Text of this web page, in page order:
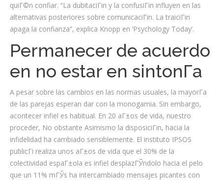
quiГ©n confiar. “La dubitaciГіn y la confusiГіn influyen en las
alternativas posteriores sobre comunicaciГіn. La traiciГіn
apaga la confianza”, explica Knopp en ‘Psychology Today’.
Permanecer de acuerdo
en no estar en sintonГ­a
A pesar sobre las cambios en las normas usuales, la mayorГ­a
de las parejas esperan dar con la monogamia. Sin embargo,
acontecer infiel es habitual. En 20 aГ±os de vida, nuestro
proceder, No obstante Asimismo la disposiciГіn, hacia la
infidelidad ha cambiado sensiblemente. El instituto IPSOS
publicГі realiza unos aГ±os de vida que el 30% de la
colectividad espaГ±ola es infiel desplazГЎndolo hacia el pelo
que un 11% mГЎs ha intercambiado mensajes picantes con